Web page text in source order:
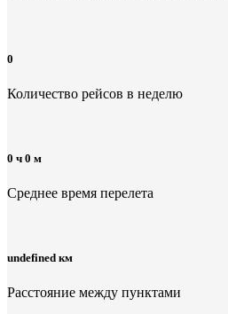
0
Количество рейсов в неделю
0 ч 0 м
Среднее время перелета
undefined км
Расстояние между пунктами